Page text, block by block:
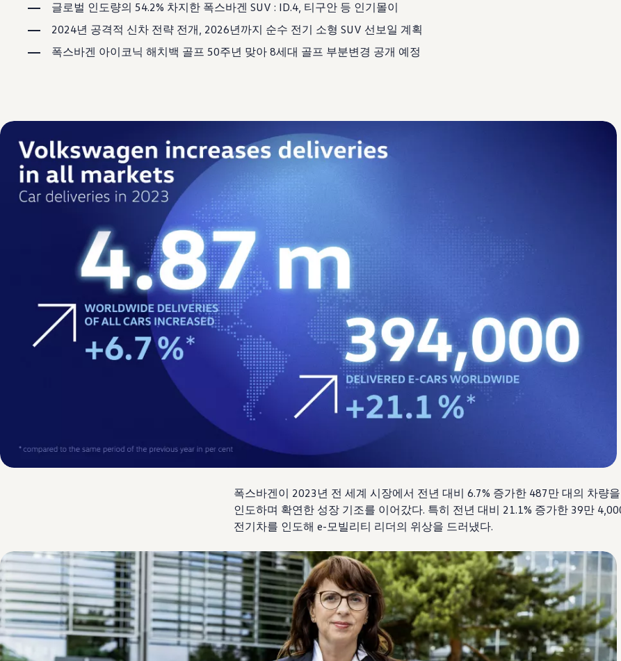
보증 연장 프로그램
사고차량 지원 프로그램
자기부담금 지원 프로그램
폭스바겐 순정 부품
이전 모델
차량용
라이프스타일
도움이 필요하신가요?
고객 지원 센터
사고 고장 가이드
FAQ
이달의 프로모션
폭스바겐 인증 중고차
글로벌 인도량의 54.2% 차지한 폭스바겐 SUV : ID.4, 티구안 등 인기몰이
2024년 공격적 신차 전략 전개, 2026년까지 순수 전기 소형 SUV 선보일 계획
폭스바겐 아이코닉 해치백 골프 50주년 맞아 8세대 골프 부분변경 공개 예정
폭스바겐이 2023년 전 세계 시장에서 전년 대비 6.7% 증가한 487만 대의 차량
인도하며 확연한 성장 기조를 이어갔다. 특히 전년 대비 21.1% 증가한 39만
전기차를 인도해 e-모빌리티 리더의 위상을 드러냈다.